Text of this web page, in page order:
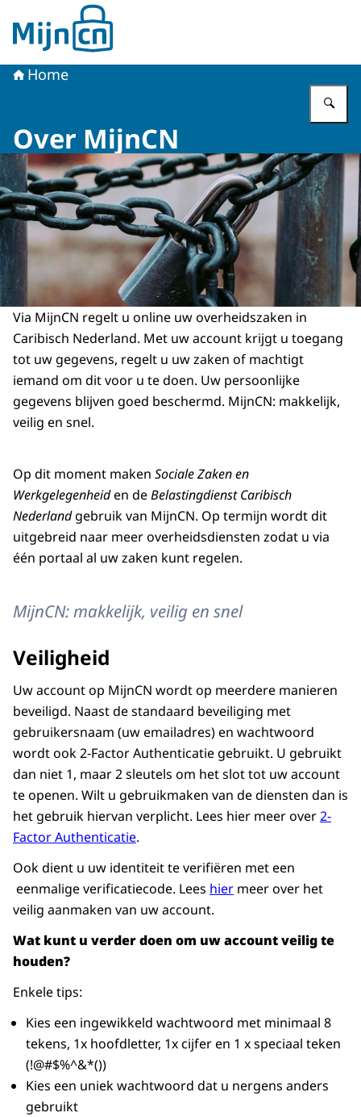
Naar de homepage van MijnCN
Home
Over MijnCN
Via MijnCN regelt u online uw overheidszaken in
Caribisch Nederland. Met uw account krijgt u toegang
tot uw gegevens, regelt u uw zaken of machtigt
iemand om dit voor u te doen. Uw persoonlijke
gegevens blijven goed beschermd. MijnCN: makkelijk,
veilig en snel.
Op dit moment maken Sociale Zaken en
Werkgelegenheiden deBelastingdienst Caribisch
Nederlandgebruik van MijnCN. Op termijn wordt dit
uitgebreid naar meer overheidsdiensten zodat u via
één portaal al uw zaken kunt regelen.
MijnCN: makkelijk, veilig en snel
Veiligheid
Uw account op MijnCN wordt op meerdere manieren
beveiligd. Naast de standaard beveiliging met
gebruikersnaam (uw emailadres) en wachtwoord
wordt ook 2-Factor Authenticatie gebruikt. U gebruikt
dan niet 1, maar 2 sleutels om het slot tot uw account
te openen. Wilt u gebruikmaken van de diensten dan is
het gebruik hiervan verplicht. Lees hier meer over2-
Factor Authenticatie.
Ook dient u uw identiteit te verifiëren met een
eenmalige verificatiecode. Lees hier meer over het
veilig aanmaken van uw account.
Wat kunt u verder doen om uw account veilig te
houden?
Enkele tips:
Kies een ingewikkeld wachtwoord met minimaal 8
tekens, 1x hoofdletter, 1x cijfer en 1 x speciaal teken
(!@#$%^&*())
Kies een uniek wachtwoord dat u nergens anders
gebruikt